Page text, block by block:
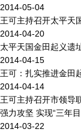
2014-05-04
王可主持召开太平天
2014-04-20
太平天国金田起义遗
2014-04-15
王可：扎实推进金田
2014-04-14
王可主持召开市领导
强力攻坚 实现“三年
2014-03-22